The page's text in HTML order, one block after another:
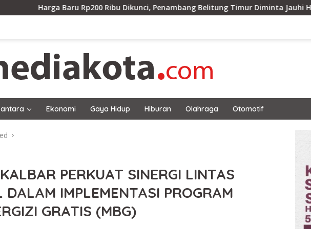
Ribu Dikunci, Penambang Belitung Timur Diminta Jauhi Hutan Lindung dan DAS
Ekonomi Gaya Hidup Hiburan Olahraga Otomotif
PERKUAT SINERGI LINTAS
DALAM IMPLEMENTASI PROGRAM
GRATIS (MBG)